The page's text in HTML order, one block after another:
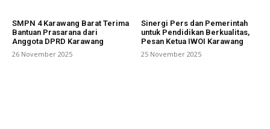
SMPN 4 Karawang Barat Terima
Bantuan Prasarana dari
Anggota DPRD Karawang
26 November 2025
Sinergi Pers dan Pemerintah
untuk Pendidikan Berkualitas,
Pesan Ketua IWOI Karawang
25 November 2025